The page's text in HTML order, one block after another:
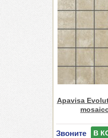
Apavisa
Звоните В